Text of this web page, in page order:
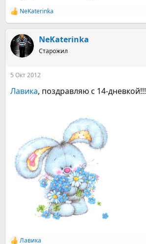
Р
е
к
ц
и
NeKaterinka
NeKaterinka
Старожил
5 Окт 2012
Лавика, поздравляю с 14-дневкой!!!
Лавика